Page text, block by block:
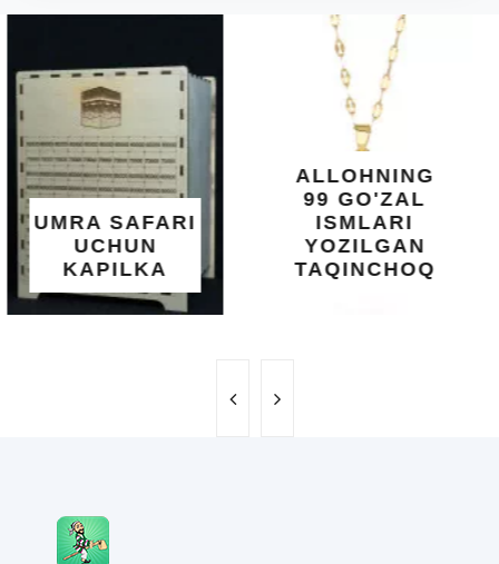
ALLOHNING
99 GO'ZAL
ISMLARI
YOZILGAN
TAQINCHOQ
DIYORIDA
O'SUVCHI
KUNDUR
DARAXTINING
SHIFOBAXSH
YELIMI: AQL,
XOTIRA VA
UMUMIY
SALOMATLIK
UCHUN
BEBAHO
NE'MAT